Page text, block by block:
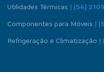
Utilidades Térmicas | (54)
Componentes para Móveis |
Refrigeração e Climatização |